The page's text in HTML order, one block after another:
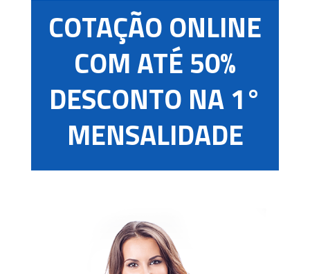
COTAÇÃO ONLINE
COM ATÉ 50%
DESCONTO NA 1°
MENSALIDADE